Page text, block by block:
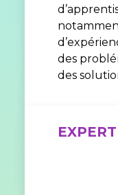
des
des